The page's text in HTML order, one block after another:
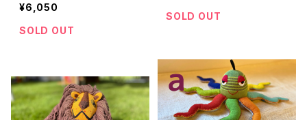
¥6,050
SOLD OUT
SOLD OUT